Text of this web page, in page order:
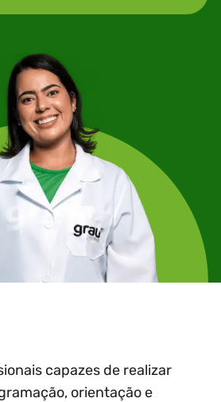
capazes de realizar
orientação e